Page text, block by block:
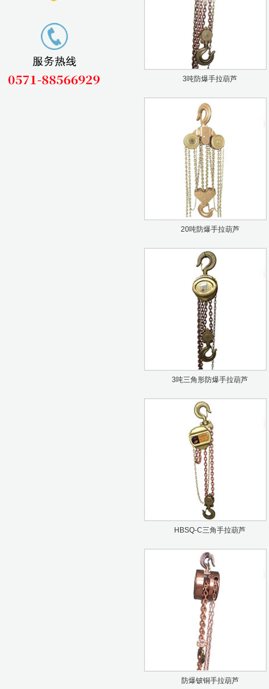
3吨防爆手拉葫芦
20吨防爆手拉葫芦
3吨三角形防爆手拉葫芦
HBSQ-C三角手拉葫芦
防爆铍铜手拉葫芦